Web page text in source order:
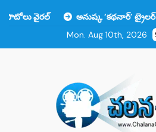
అనుష్క ‘కథనార్’ ట్రైలర్ ..
Mon. Aug 10th, 2026